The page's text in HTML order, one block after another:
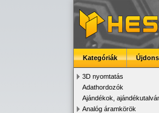
Kategóriák
3D nyomtatás
Adathordozók
Ajándékok,
Analóg áramkörök